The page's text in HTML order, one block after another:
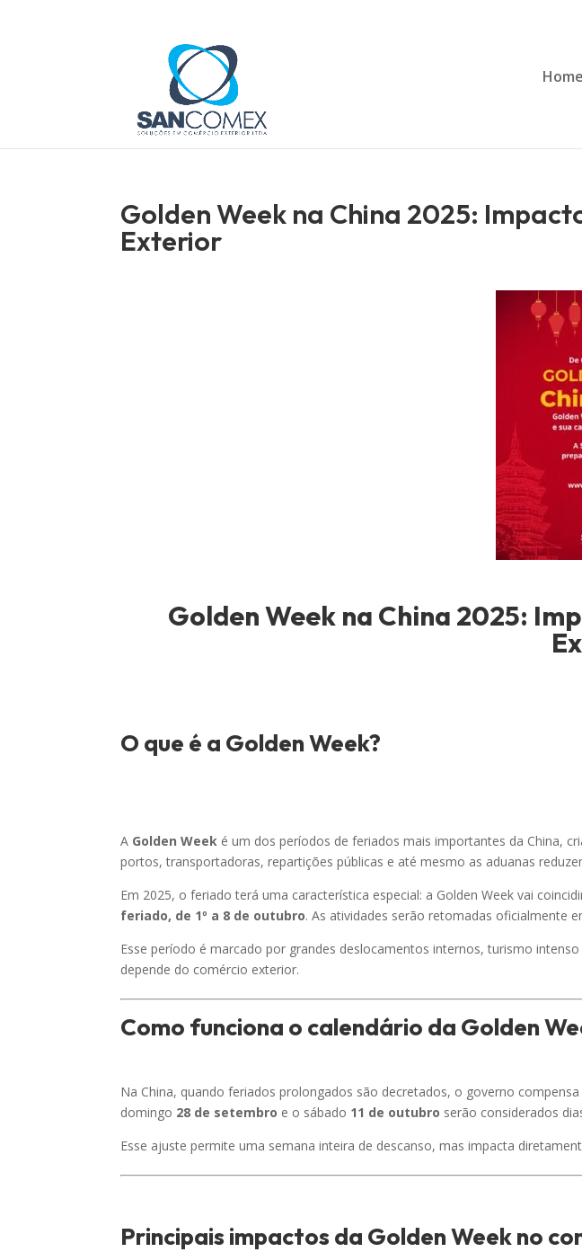
Home
Golden Week na China 2025:
Exterior
Golden Week na China 2025:
O que é a Golden Week?
A Golden Week é um dos períodos de feriados mais importantes da China,
portos, transportadoras, repartições públicas e até mesmo as aduanas
Em 2025, o feriado terá uma característica especial: a Golden Week vai
feriado, de 1º a 8 de outubro. As atividades serão retomadas oficialmente
Esse período é marcado por grandes deslocamentos internos, turismo
depende do comércio exterior.
Como funciona o calendário da Golden
Na China, quando feriados prolongados são decretados, o governo
domingo 28 de setembro e o sábado 11 de outubro serão considerados
Esse ajuste permite uma semana inteira de descanso, mas impacta
Principais impactos da Golden Week no